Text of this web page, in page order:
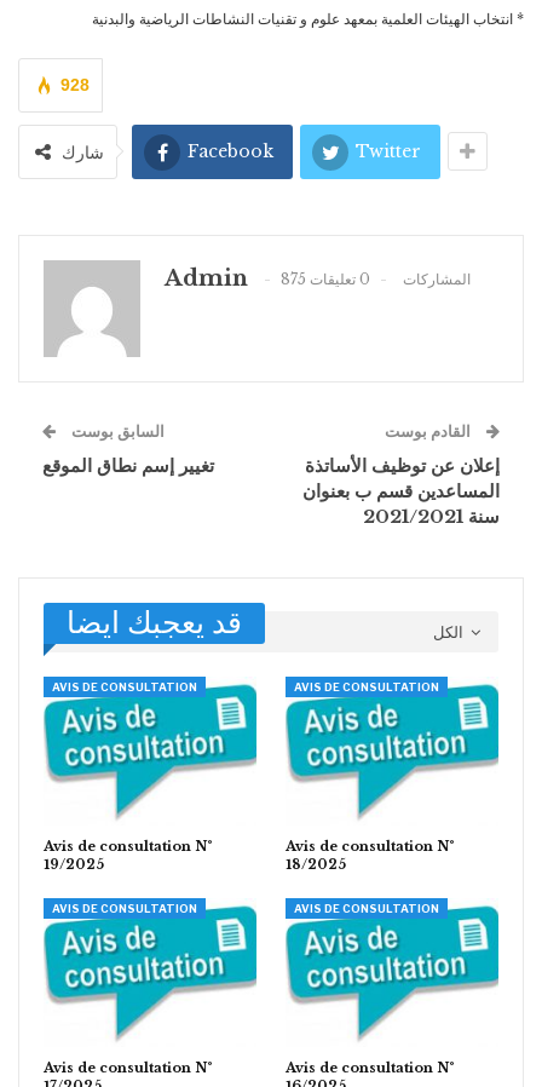
* انتخاب الهيئات العلمية بمعهد علوم و تقنيات النشاطات الرياضية والبدنية
928
شارك Facebook Twitter
Admin 875 المشاركات 0 تعليقات
السابق بوست
تغيير إسم نطاق الموقع
إعلان عن توظيف الأساتذة
المساعدين قسم ب بعنوان
سنة 2021/2021
قد يعجبك ايضا
AVIS DE CONSULTATION
Avis de consultation N°
19/2025
AVIS DE CONSULTATION
Avis de consultation N°
18/2025
AVIS DE CONSULTATION
Avis de consultation N°
AVIS DE CONSULTATION
Avis de consultation N°